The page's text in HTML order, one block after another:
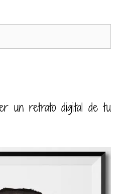
un retrato digital de tu